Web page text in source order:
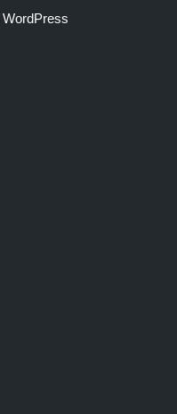
WordPress